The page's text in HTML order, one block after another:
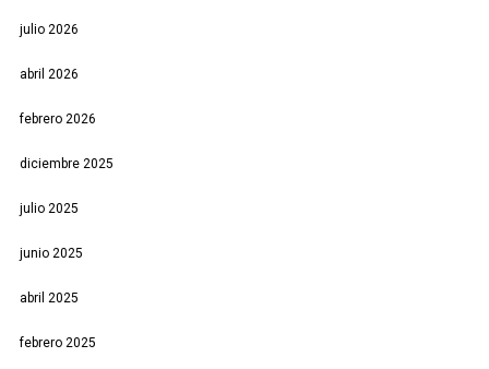
julio 2026
abril 2026
febrero 2026
diciembre 2025
julio 2025
junio 2025
abril 2025
febrero 2025